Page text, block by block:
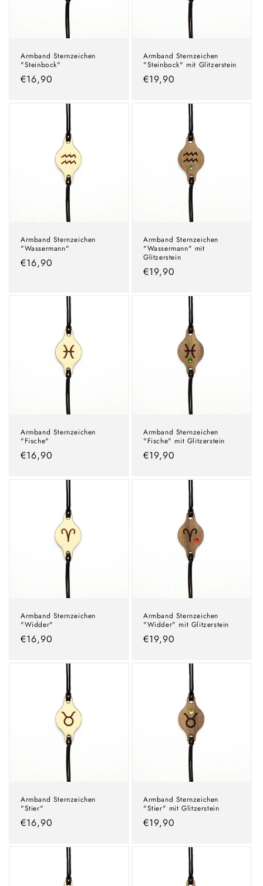
Armband Sternzeichen
"Steinbock"
Normaler
€16,90
Armband Sternzeichen
"Steinbock" mit Glitzerstein
Normaler
€19,90
Armband Sternzeichen
"Wassermann"
Normaler
€16,90
Armband Sternzeichen
"Wassermann" mit
Glitzerstein
Normaler
€19,90
Armband Sternzeichen
"Fische"
Normaler
€16,90
Armband Sternzeichen
"Fische" mit Glitzerstein
Normaler
€19,90
Armband Sternzeichen
"Widder"
Normaler
€16,90
Armband Sternzeichen
"Widder" mit Glitzerstein
Normaler
€19,90
Armband Sternzeichen
"Stier"
Normaler
€16,90
Armband Sternzeichen
"Stier" mit Glitzerstein
Normaler
€19,90